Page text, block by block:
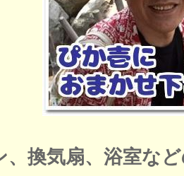
、換気扇、浴室な